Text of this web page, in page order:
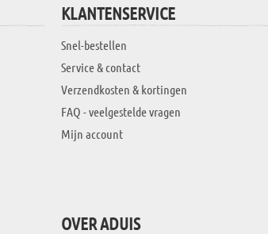
KLANTENSERVICE
Snel-bestellen
Service & contact
Verzendkosten & kortingen
FAQ - veelgestelde vragen
Mijn account
OVER ADUIS